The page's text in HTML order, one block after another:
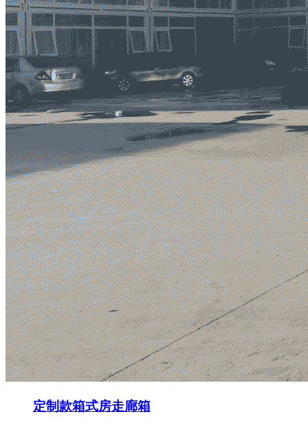
定制款箱式房走廊箱